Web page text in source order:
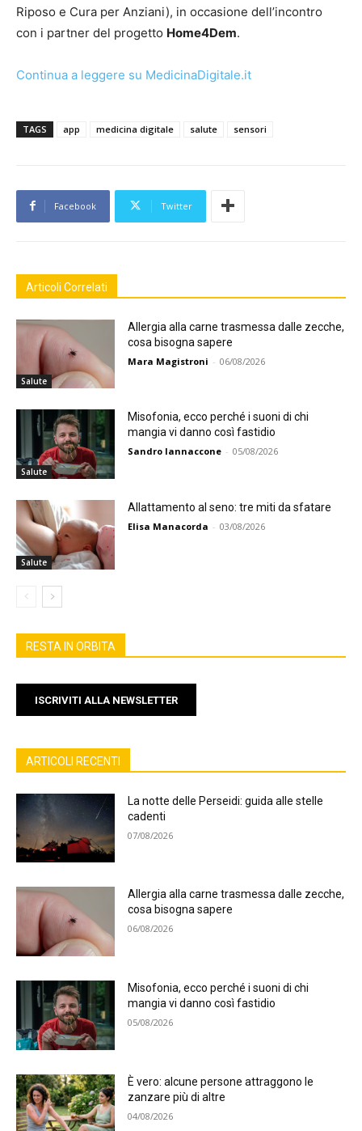
Riposo e Cura per Anziani), in occasione dell’incontro
con i partner del progetto Home4Dem.
Continua a leggere su MedicinaDigitale.it
TAGS app medicina digitale salute sensori
Facebook Twitter
Articoli Correlati
Salute
Allergia alla carne trasmessa dalle zecche,
cosa bisogna sapere
Mara Magistroni - 06/08/2026
Salute
Misofonia, ecco perché i suoni di chi
mangia vi danno così fastidio
Sandro Iannaccone - 05/08/2026
Salute
Allattamento al seno: tre miti da sfatare
Elisa Manacorda - 03/08/2026
RESTA IN ORBITA
ISCRIVITI ALLA NEWSLETTER
ARTICOLI RECENTI
La notte delle Perseidi: guida alle stelle
cadenti
07/08/2026
Allergia alla carne trasmessa dalle zecche,
cosa bisogna sapere
06/08/2026
Misofonia, ecco perché i suoni di chi
mangia vi danno così fastidio
05/08/2026
È vero: alcune persone attraggono le
zanzare più di altre
04/08/2026